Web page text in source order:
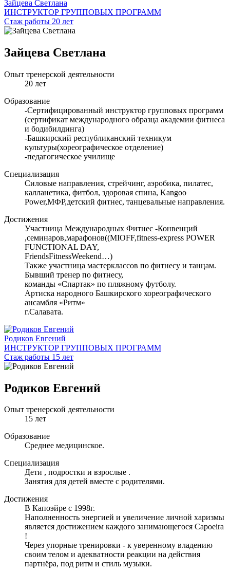
Зайцева Светлана
ИНСТРУКТОР ГРУППОВЫХ ПРОГРАММ
Стаж работы 20 лет
Зайцева Светлана
Опыт тренерской деятельности
20 лет
Образование
-Сертифицированный инструктор групповых программ
(сертификат международного образца академии фитнеса
и бодибилдинга)
-Башкирский республиканский техникум
культуры(хореографическое отделение)
-педагогическое училище
Специализация
Силовые направления, стрейчинг, аэробика, пилатес,
калланетика, фитбол, здоровая спина, Kangoo
Power,МФР,детский фитнес, танцевальные направления.
Достижения
Участница Международных Фитнес -Конвенций
,семинаров,марафонов((MIOFF,fitness-express POWER
FUNCTIONAL DAY,
FriendsFitnessWeekend…)
Также участница мастерклассов по фитнесу и танцам.
Бывший тренер по фитнесу,
команды «Спартак» по пляжному футболу.
Артиска народного Башкирского хореографического
ансамбля «Ритм»
г.Салавата.
Родиков Евгений
ИНСТРУКТОР ГРУППОВЫХ ПРОГРАММ
Стаж работы 15 лет
Родиков Евгений
Опыт тренерской деятельности
15 лет
Образование
Среднее медицинское.
Специализация
Дети , подростки и взрослые .
Занятия для детей вместе с родителями.
Достижения
В Капоэйре с 1998г.
Наполненность энергией и увеличение личной харизмы
является достижением каждого занимающегося Capoeira
!
Через упорные тренировки - к уверенному владению
своим телом и адекватности реакции на действия
партнёра, под ритм и стиль музыки.